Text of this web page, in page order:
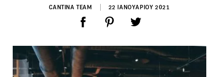
CANTINA TEAM 22 ΙΑΝΟΥΑΡΙΟΥ 2021